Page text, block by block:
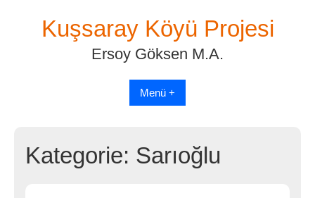
Kuşsaray Köyü Projesi
Ersoy Göksen M.A.
Menü +
Kategorie: Sarıoğlu